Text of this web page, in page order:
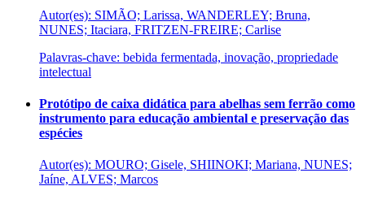
Autor(es): SIMÃO; Larissa, WANDERLEY; Bruna,
NUNES; Itaciara, FRITZEN-FREIRE; Carlise
Palavras-chave: bebida fermentada, inovação, propriedade
intelectual
Protótipo de caixa didática para abelhas sem ferrão como
instrumento para educação ambiental e preservação das
espécies
Autor(es): MOURO; Gisele, SHIINOKI; Mariana, NUNES;
Jaíne, ALVES; Marcos